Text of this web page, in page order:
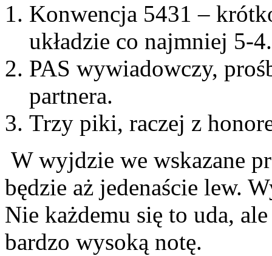
Konwencja 5431 –
układzie co najmniej 5-4.
PAS wywiadowczy,
partnera.
Trzy piki, raczej z
W wyjdzie we wskazane
będzie aż jedenaście lew.
Nie każdemu się to uda,
bardzo wysoką notę.